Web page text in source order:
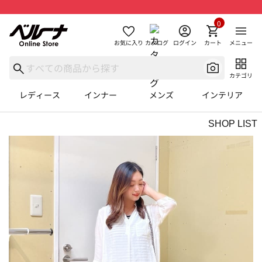
お気に入り カタログ ログイン カート
0
メニュー
カテゴリ
レディース インナー メンズ インテリア
SHOP LIST